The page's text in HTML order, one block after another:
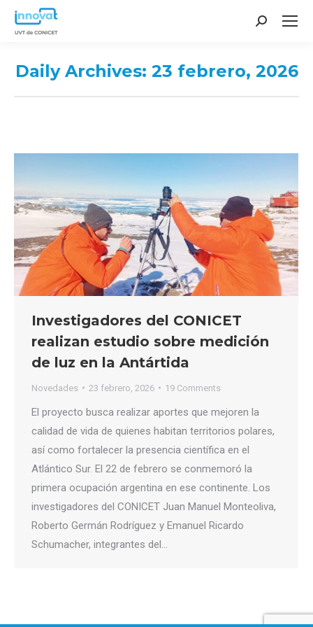
Search:
Daily Archives: 23 febrero, 2026
Investigadores del CONICET
realizan estudio sobre medición
de luz en la Antártida
Novedades 23 febrero, 2026 19 Comments
El proyecto busca realizar aportes que mejoren la
calidad de vida de quienes habitan territorios polares,
así como fortalecer la presencia científica en el
Atlántico Sur. El 22 de febrero se conmemoró la
primera ocupación argentina en ese continente. Los
investigadores del CONICET Juan Manuel Monteoliva,
Roberto Germán Rodríguez y Emanuel Ricardo
Schumacher, integrantes del…